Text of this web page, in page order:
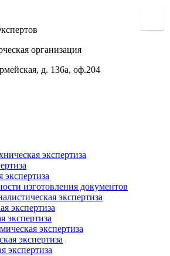
организация
д. 136а, оф.204
экспертиза
экспертиза
изготовления документов
экспертиза
экспертиза
экспертиза
экспертиза
экспертиза
экспертиза